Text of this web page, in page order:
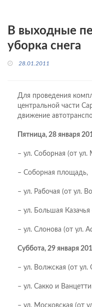
В выходные
уборка снега
28.01.2011
Для проведения
центральной части
движение
Пятница, 28 января
– ул. Соборная (от
– Соборная площадь,
– ул. Рабочая (от ул.
– ул. Большая Казачья
– ул. Слонова (от ул.
Суббота, 29 января
– ул. Волжская (от ул.
– ул. Сакко и
– ул. Московская (от